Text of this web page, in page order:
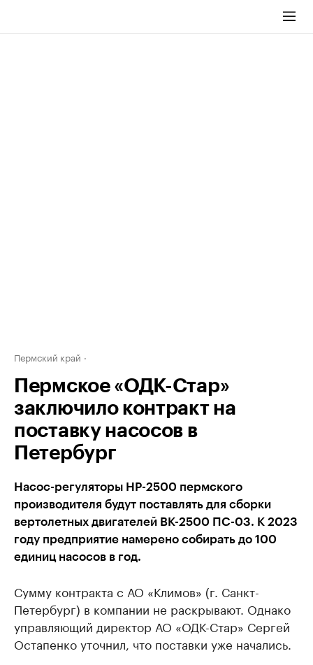
Пермский край
Пермское «ОДК-Стар»
заключило контракт на
поставку насосов в
Петербург
Насос-регуляторы НР-2500 пермского
производителя будут поставлять для сборки
вертолетных двигателей ВК-2500 ПС-03. К 2023
году предприятие намерено собирать до 100
единиц насосов в год.
Сумму контракта с АО «Климов» (г. Санкт-
Петербург) в компании не раскрывают. Однако
управляющий директор АО «ОДК-Стар» Сергей
Остапенко уточнил, что поставки уже начались.